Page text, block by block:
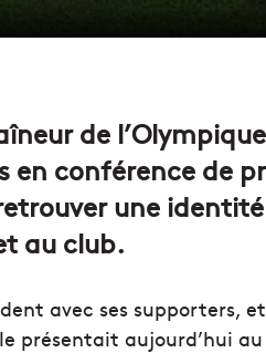
de
conférence de
une
au club.
avec ses supporters,
présentait aujourd’hui